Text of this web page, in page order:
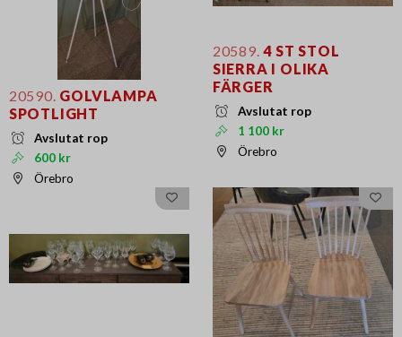
20590. GOLVLAMPA
SPOTLIGHT
Avslutat rop
600 kr
Örebro
20589. 4 ST STOL
SIERRA I OLIKA
FÄRGER
Avslutat rop
1 100 kr
Örebro